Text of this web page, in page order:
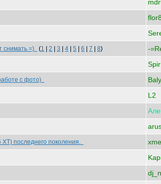
снимать =) (1 2 3 4 5 6 7 8) -
с фото)
L2
последнего поколения.